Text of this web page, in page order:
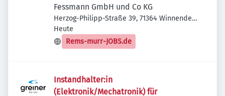
Fessmann GmbH und Co KG
Herzog-Philipp-Straße 39, 71364 Winnenden,
Deutschland
Veröffentlicht
Heute
Rems-murr-JOBS.de
Instandhalter:in
(Elektronik/Mechatronik) für